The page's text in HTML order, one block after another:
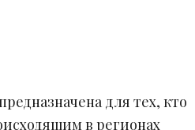
для тех, кто
в регионах